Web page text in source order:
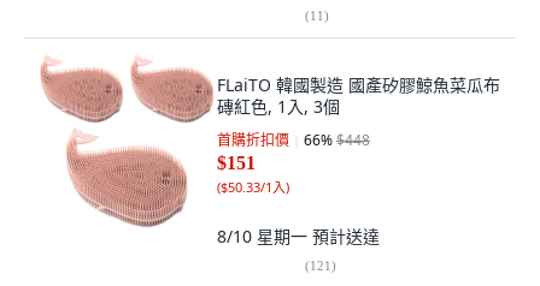
(11)
FLaiTO 韓國製造 國產矽膠鯨魚菜瓜布
磚紅色, 1入, 3個
首購折扣價 66%$448
$151
($50.33/1入)
8/10 星期一 預計送達
(121)